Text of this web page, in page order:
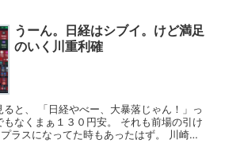
うーん。日経はシブイ。けど満足
のいく川重利確
と、 「日経やべー、大暴落じゃん！」っ
なくまぁ１３０円安。 それも前場の引け
ラスになってた時もあったはず。 川崎重